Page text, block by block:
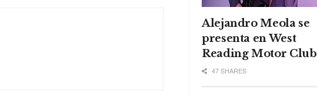
Alejandro Meola se
presenta en West
Reading Motor Club
47 SHARES